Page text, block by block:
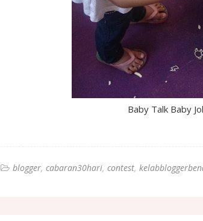
Baby Talk Baby
blogger cabaran30hari contest